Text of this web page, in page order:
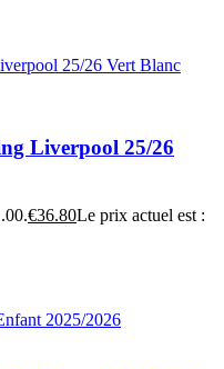
Liverpool 25/26
€36.80Le prix actuel est :